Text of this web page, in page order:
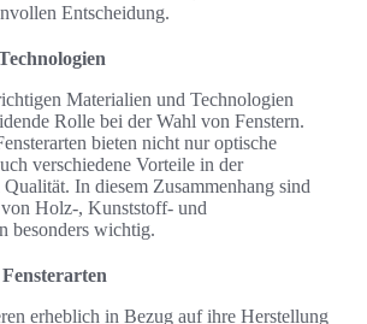
Entscheidung.
Materialien und Technologien
Rolle bei der Wahl von Fenstern.
bieten nicht nur optische
verschiedene Vorteile in der
In diesem Zusammenhang sind
Holz-, Kunststoff- und
besonders wichtig.
erheblich in Bezug auf ihre Herstellung